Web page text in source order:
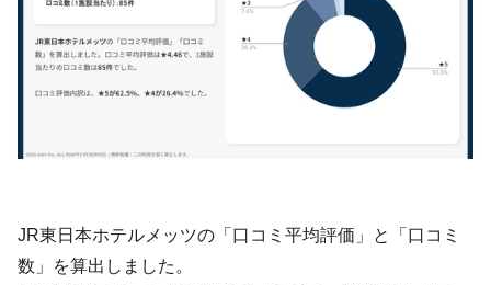
JR東日本ホテルメッツの「口コミ平均評価」と「口コミ
数」を算出しました。